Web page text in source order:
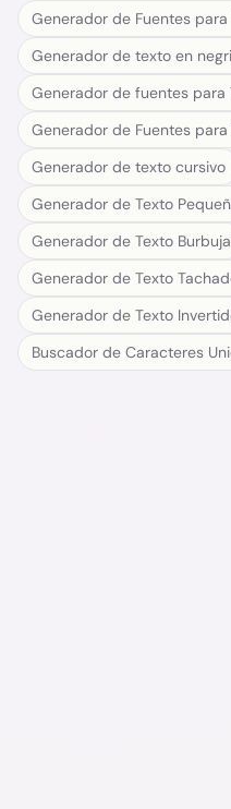
Generador de Fuentes para
Generador de texto en
Generador de fuentes para
Generador de Fuentes para
Generador de texto cursivo
Generador de Texto
Generador de Texto Burbuja
Generador de Texto
Generador de Texto
Buscador de Caracteres